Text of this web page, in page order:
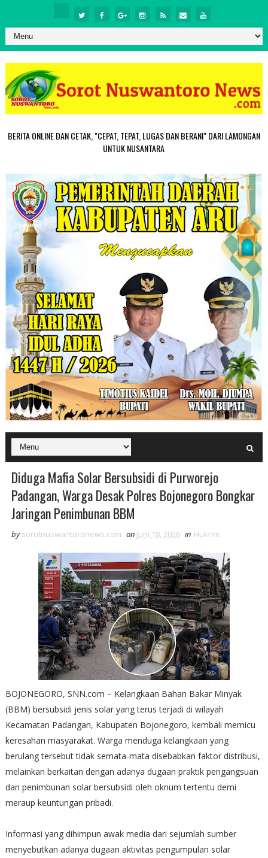
BERITA ONLINE DAN CETAK, "CEPAT, TEPAT, LUGAS DAN BERANI" DARI LAMONGAN
UNTUK NUSANTARA
Diduga Mafia Solar Bersubsidi di Purworejo
Padangan, Warga Desak Polres Bojonegoro Bongkar
Jaringan Penimbunan BBM
by sorotnuswantoronews.com on Juni 18, 2026 in Hukrim
BOJONEGORO, SNN.com – Kelangkaan Bahan Bakar Minyak
(BBM) bersubsidi jenis solar yang terus terjadi di wilayah
Kecamatan Padangan, Kabupaten Bojonegoro, kembali memicu
keresahan masyarakat. Warga menduga kelangkaan yang
berulang tersebut tidak semata-mata disebabkan faktor distribusi,
melainkan berkaitan dengan adanya dugaan praktik pengangsuan
dan penimbunan solar bersubsidi oleh oknum tertentu demi
meraup keuntungan pribadi.
Informasi yang dihimpun awak media dari sejumlah sumber
menyebutkan adanya dugaan aktivitas pengumpulan solar